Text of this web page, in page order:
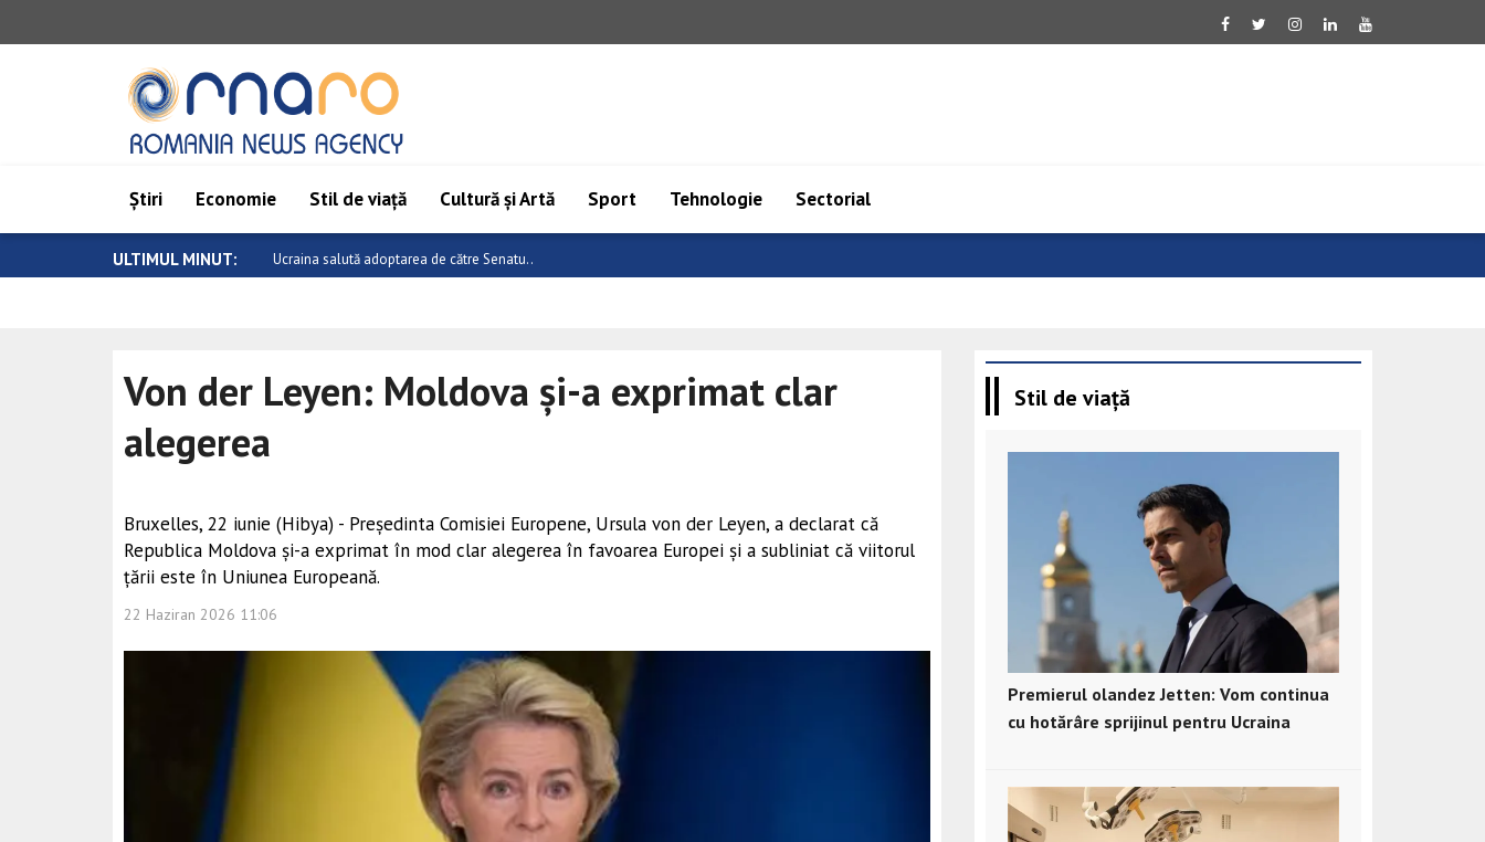
Știri Economie Stil de viață Cultură și Artă Sport Tehnologie Sectorial
ULTIMUL MINUT: Milatovic felicită echipa de handbal cal..
Von der Leyen: Moldova și-a exprimat clar
alegerea
Bruxelles, 22 iunie (Hibya) - Președinta Comisiei Europene, Ursula von der Leyen, a declarat că
Republica Moldova și-a exprimat în mod clar alegerea în favoarea Europei și a subliniat că viitorul
țării este în Uniunea Europeană.
22 Haziran 2026 11:06
Stil de viață
Premierul olandez Jetten: Vom continua
cu hotărâre sprijinul pentru Ucraina